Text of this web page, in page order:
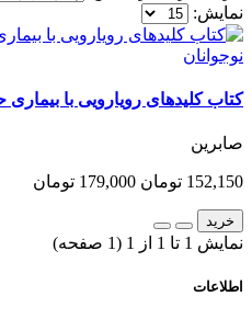
نمایش:
کتاب کلیدهای رویارویی با
صابرین
152,150 تومان 179,000 تومان
خرید
نمایش 1 تا 1 از 1 (1 صفحه)
اطلاعات